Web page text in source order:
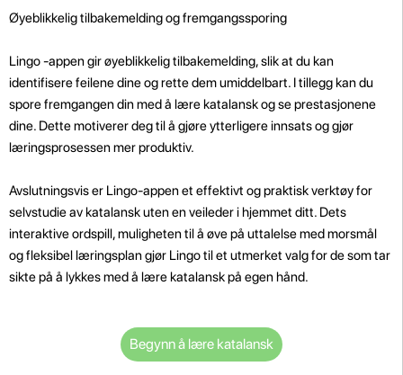
Øyeblikkelig tilbakemelding og fremgangssporing
Lingo -appen gir øyeblikkelig tilbakemelding, slik at du kan
identifisere feilene dine og rette dem umiddelbart. I tillegg kan du
spore fremgangen din med å lære katalansk og se prestasjonene
dine. Dette motiverer deg til å gjøre ytterligere innsats og gjør
læringsprosessen mer produktiv.
Avslutningsvis er Lingo-appen et effektivt og praktisk verktøy for
selvstudie av katalansk uten en veileder i hjemmet ditt. Dets
interaktive ordspill, muligheten til å øve på uttalelse med morsmål
og fleksibel læringsplan gjør Lingo til et utmerket valg for de som tar
sikte på å lykkes med å lære katalansk på egen hånd.
Begynn å lære katalansk